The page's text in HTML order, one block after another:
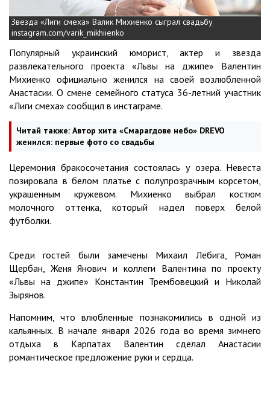
Звезда «Лиги смеха» Валик Михиенко сыграл свадьбу
instagram.com/varik_mikhiienko
Популярный украинский юморист, актер и звезда
развлекательного проекта «Львы на джипе» Валентин
Михиенко официально женился на своей возлюбленной
Анастасии. О смене семейного статуса 36-летний участник
«Лиги смеха» сообщил в инстаграме.
Читай также: Автор хита «Смарагдове небо» DREVO
женился: первые фото со свадьбы
Церемония бракосочетания состоялась у озера. Невеста
позировала в белом платье с полупрозрачным корсетом,
украшенным кружевом. Михиенко выбрал костюм
молочного оттенка, который надел поверх белой
футболки.
Среди гостей были замечены Михаил Лебига, Роман
Щербан, Женя Янович и коллеги Валентина по проекту
«Львы на джипе» Константин Трембовецкий и Николай
Зырянов.
Напомним, что влюбленные познакомились в одной из
кальянных. В начале января 2026 года во время зимнего
отдыха в Карпатах Валентин сделал Анастасии
романтическое предложение руки и сердца.